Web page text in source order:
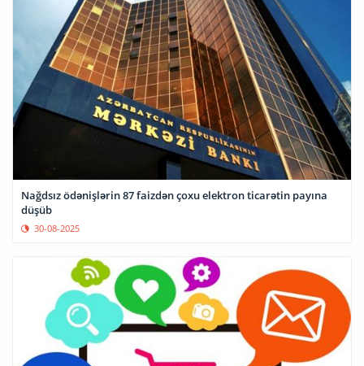
Nağdsız ödənişlərin 87 faizdən çoxu elektron ticarətin payına
düşüb
30-08-2025